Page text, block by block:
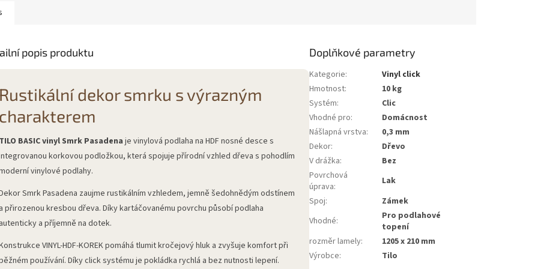
popis produktu
dekor smrku s výrazným
BASIC vinyl Smrk Pasadena je vinylová podlaha na HDF nosné desce s
korkovou podložkou, která spojuje přírodní vzhled dřeva s pohodlím
vinylové podlahy.
Smrk Pasadena zaujme rustikálním vzhledem, jemně šedohnědým odstínem
přirozenou kresbou dřeva. Díky kartáčovanému povrchu působí podlaha
a příjemně na dotek.
VINYL-HDF-KOREK pomáhá tlumit kročejový hluk a zvyšuje komfort při
používání. Díky click systému je pokládka rychlá a bez nutnosti lepení.
Doplňkové parametry
Kategorie:
Vinyl click
Hmotnost:
10 kg
Systém:
Clic
Vhodné pro:
Domácnost
Nášlapná vrstva:
0,3 mm
Dekor:
Dřevo
V drážka:
Bez
Povrchová
úprava:
Lak
Spoj:
Zámek
Vhodné:
Pro podlahové
topení
rozměr lamely:
1205 x 210 mm
Výrobce: Tilo